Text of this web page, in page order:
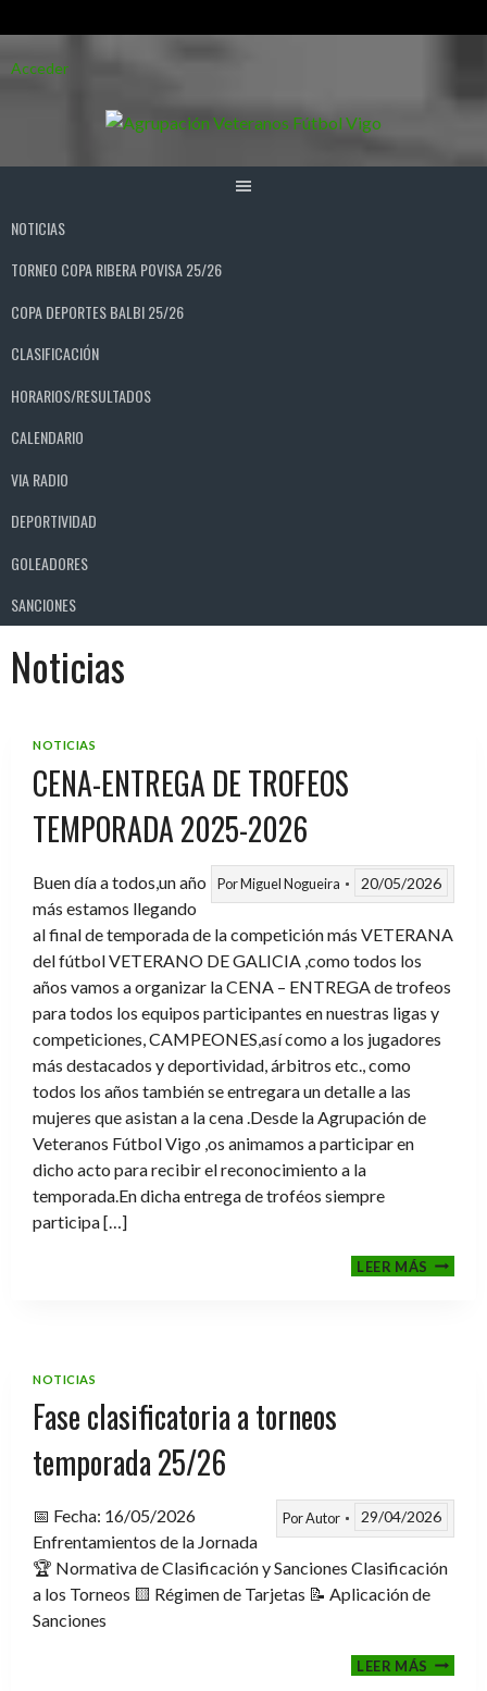
alAcceder
NOTICIAS
TORNEO COPA RIBERA POVISA 25/26
COPA DEPORTES BALBI 25/26
CLASIFICACIÓN
HORARIOS/RESULTADOS
CALENDARIO
VIA RADIO
DEPORTIVIDAD
GOLEADORES
SANCIONES
Noticias
NOTICIAS
CENA-ENTREGA DE TROFEOS
TEMPORADA 2025-2026
PorMiguel Nogueira 20/05/2026
Buen día a todos,un año
más estamos llegando
al final de temporada de la competición más VETERANA
del fútbol VETERANO DE GALICIA ,como todos los
años vamos a organizar la CENA – ENTREGA de trofeos
para todos los equipos participantes en nuestras ligas y
competiciones, CAMPEONES,así como a los jugadores
más destacados y deportividad, árbitros etc., como
todos los años también se entregara un detalle a las
mujeres que asistan a la cena .Desde la Agrupación de
Veteranos Fútbol Vigo ,os animamos a participar en
dicho acto para recibir el reconocimiento a la
temporada.En dicha entrega de troféos siempre
participa […]
LEER MÁSCENA-
NOTICIAS
Fase clasificatoria a torneos
temporada 25/26
PorAutor 29/04/2026
📅 Fecha: 16/05/2026
Enfrentamientos de la Jornada
🏆 Normativa de Clasificación y Sanciones Clasificación
a los Torneos 🟨 Régimen de Tarjetas 📝 Aplicación de
Sanciones
LEER MÁSFASE